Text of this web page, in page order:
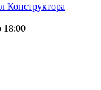
Конструктора
18:00